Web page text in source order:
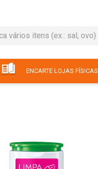
vários itens (ex.: sal, ovo)
ENCARTE LOJAS FÍSICAS
leite